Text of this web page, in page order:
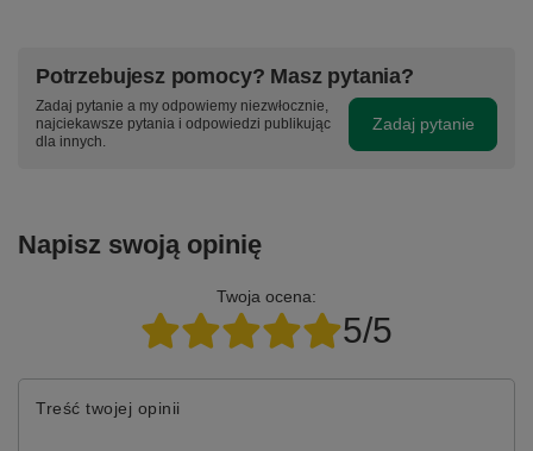
Potrzebujesz pomocy? Masz pytania?
Zadaj pytanie a my odpowiemy niezwłocznie,
najciekawsze pytania i odpowiedzi publikując
dla innych.
Zadaj pytanie
Napisz swoją opinię
Twoja ocena:
5/5
Treść twojej opinii